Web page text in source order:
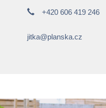
+420 606 419 246
jitka@planska.cz